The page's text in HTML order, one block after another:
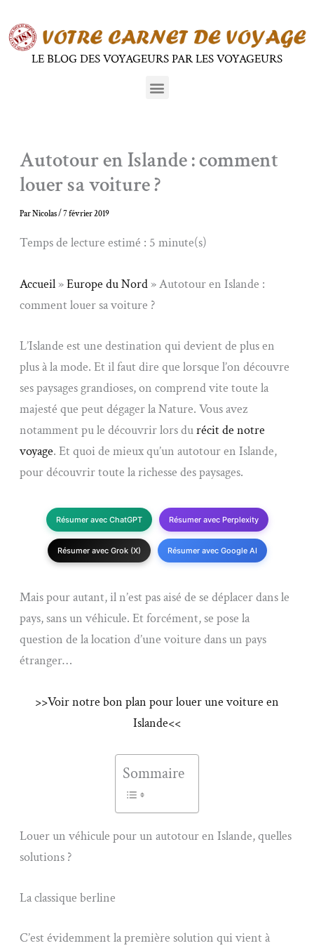
au
contenuLE BLOG DES VOYAGEURS PAR LES VOYAGEURS
Menu
Autotour en Islande : comment
louer sa voiture ?
ParNicolas/7 février 2019
Temps de lecture estimé : 5 minute(s)
Accueil»Europe du Nord»Autotour en Islande :
comment louer sa voiture ?
L’Islande est une destination qui devient de plus en
plus à la mode. Et il faut dire que lorsque l’on découvre
ses paysages grandioses, on comprend vite toute la
majesté que peut dégager la Nature. Vous avez
notamment pu le découvrir lors durécit de notre
voyage. Et quoi de mieux qu’un autotour en Islande,
pour découvrir toute la richesse des paysages.
Résumer avec ChatGPT Résumer avec Perplexity
Résumer avec Grok (X) Résumer avec Google AI
Mais pour autant, il n’est pas aisé de se déplacer dans le
pays, sans un véhicule. Et forcément, se pose la
question de la location d’une voiture dans un pays
étranger…
>>Voir notre bon plan pour louer une voiture en
Islande<<
Sommaire
Louer un véhicule pour un autotour en Islande, quelles
solutions ?
La classique berline
C’est évidemment la première solution qui vient à